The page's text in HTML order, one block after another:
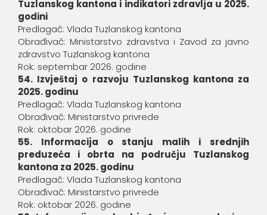
Tuzlanskog kantona i indikatori zdravlja u 2025.
godini
Predlagač: Vlada Tuzlanskog kantona
Obrađivač: Ministarstvo zdravstva i Zavod za javno
zdravstvo Tuzlanskog kantona
Rok: septembar 2026. godine
54. Izvještaj o razvoju Tuzlanskog kantona za
2025. godinu
Predlagač: Vlada Tuzlanskog kantona
Obrađivač: Ministarstvo privrede
Rok: oktobar 2026. godine
55. Informacija o stanju malih i srednjih
preduzeća i obrta na području Tuzlanskog
kantona za 2025. godinu
Predlagač: Vlada Tuzlanskog kantona
Obrađivač: Ministarstvo privrede
Rok: oktobar 2026. godine